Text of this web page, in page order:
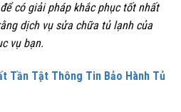
có giải pháp khắc phục tốt nhất
dịch vụ sửa chữa tủ lạnh của
vụ bạn.
Tần Tật Thông Tin Bảo Hành Tủ